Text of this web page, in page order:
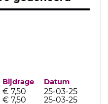
Bijdrage Datum
€ 7,50
25-03-25
€ 7,50
25-03-25